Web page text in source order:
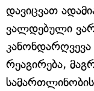
დავიცვათ
ვალდებული
რეაგირება,
სამართლინობის